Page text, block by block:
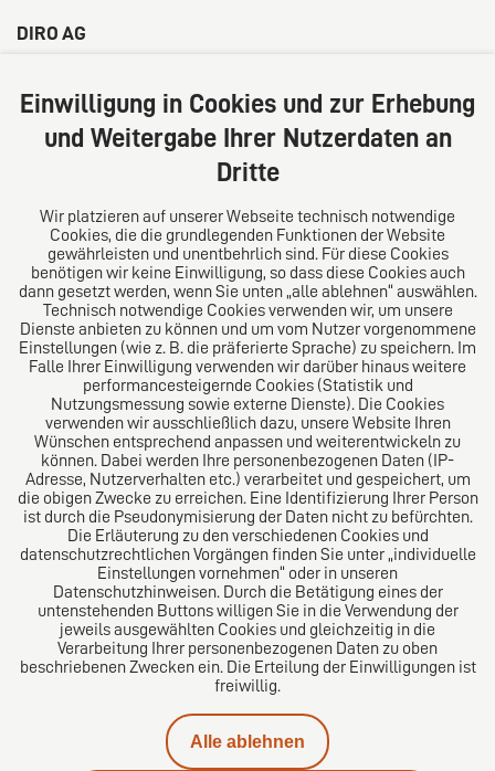
DIRO AG
20354 Hamburg
Deutschland
Tel: +49 (0) 40 41352231
Über uns
Das Kanzlei-Vertrauensnetzwerk. Aus Europa für die
Welt. Für den erfolgreichen Mittelstand.
Folgen Sie uns auf
Das europäische Kanzlei-Netzwerk
Einwilligung in Cookies und zur Erhebung
und Weitergabe Ihrer Nutzerdaten an
Dritte
Wir platzieren auf unserer Webseite technisch notwendige
Cookies, die die grundlegenden Funktionen der Website
gewährleisten und unentbehrlich sind. Für diese Cookies
benötigen wir keine Einwilligung, so dass diese Cookies auch
dann gesetzt werden, wenn Sie unten „alle ablehnen“ auswählen.
Technisch notwendige Cookies verwenden wir, um unsere
Dienste anbieten zu können und um vom Nutzer vorgenommene
Einstellungen (wie z. B. die präferierte Sprache) zu speichern. Im
Falle Ihrer Einwilligung verwenden wir darüber hinaus weitere
performancesteigernde Cookies (Statistik und
Nutzungsmessung sowie externe Dienste). Die Cookies
verwenden wir ausschließlich dazu, unsere Website Ihren
Wünschen entsprechend anpassen und weiterentwickeln zu
können. Dabei werden Ihre personenbezogenen Daten (IP-
Adresse, Nutzerverhalten etc.) verarbeitet und gespeichert, um
die obigen Zwecke zu erreichen. Eine Identifizierung Ihrer Person
ist durch die Pseudonymisierung der Daten nicht zu befürchten.
Die Erläuterung zu den verschiedenen Cookies und
datenschutzrechtlichen Vorgängen finden Sie unter „individuelle
Einstellungen vornehmen“ oder in unseren
Datenschutzhinweisen. Durch die Betätigung eines der
untenstehenden Buttons willigen Sie in die Verwendung der
jeweils ausgewählten Cookies und gleichzeitig in die
Verarbeitung Ihrer personenbezogenen Daten zu oben
beschriebenen Zwecken ein. Die Erteilung der Einwilligungen ist
freiwillig.
Alle ablehnen